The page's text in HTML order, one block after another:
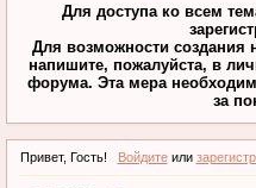
Для доступа ко всем
Для возможности создания
напишите, пожалуйста, в
форума. Эта мера
за
Привет, Гость! Войдитеили